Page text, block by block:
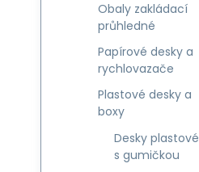
Obaly zakládací
průhledné
Papírové desky a
rychlovazače
Plastové desky a
boxy
Desky plastové
s gumičkou